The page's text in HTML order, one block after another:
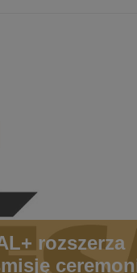
rozszerza